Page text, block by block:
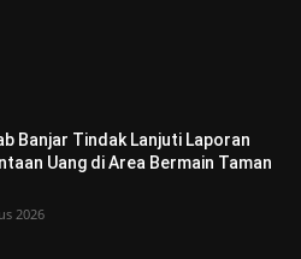
Banjar Tindak Lanjuti Laporan
Uang di Area Bermain Taman
2026